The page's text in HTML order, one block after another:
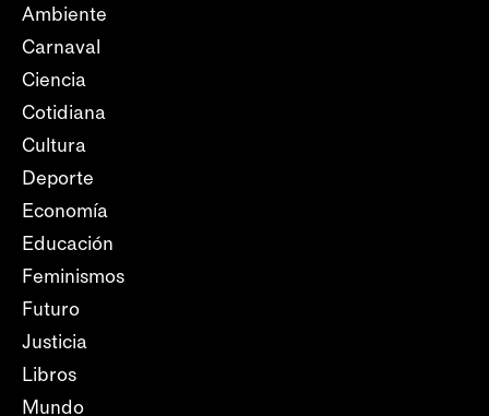
Ambiente
Carnaval
Ciencia
Cotidiana
Cultura
Deporte
Economía
Educación
Feminismos
Futuro
Justicia
Libros
Mundo